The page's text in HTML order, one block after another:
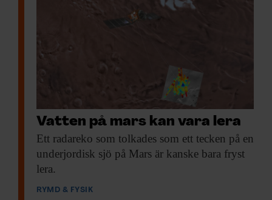
Vatten på mars kan vara lera
Ett radareko som tolkades som ett tecken på en
underjordisk sjö på Mars är kanske bara fryst
lera.
RYMD & FYSIK